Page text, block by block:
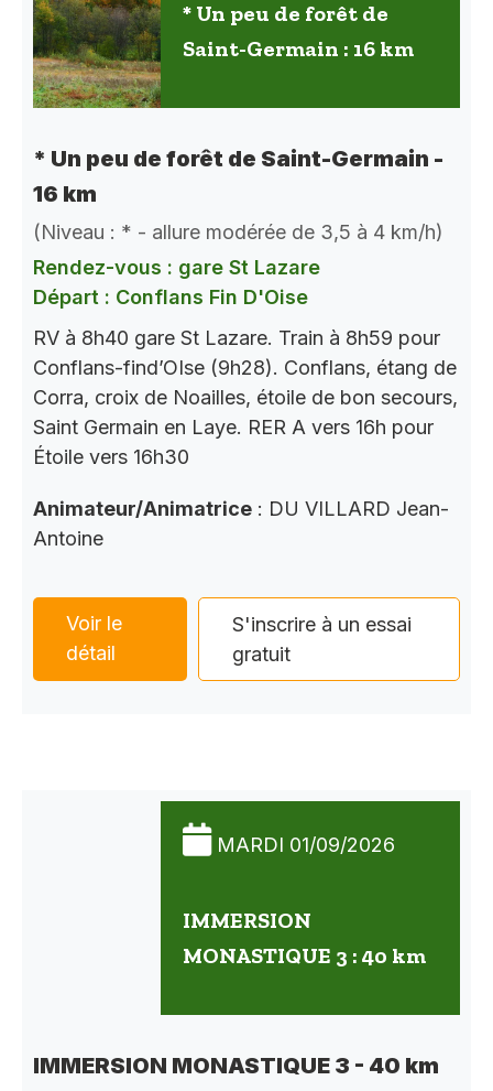
* Un peu de forêt de
Saint-Germain : 16 km
* Un peu de forêt de Saint-Germain -
16 km
(Niveau : * - allure modérée de 3,5 à 4 km/h)
Rendez-vous : gare St Lazare
Départ : Conflans Fin D'Oise
RV à 8h40 gare St Lazare. Train à 8h59 pour
Conflans-find’OIse (9h28). Conflans, étang de
Corra, croix de Noailles, étoile de bon secours,
Saint Germain en Laye. RER A vers 16h pour
Étoile vers 16h30
Animateur/Animatrice : DU VILLARD Jean-
Antoine
Voir le
détail
S'inscrire à un essai
gratuit
MARDI 01/09/2026
IMMERSION
MONASTIQUE 3 : 40 km
IMMERSION MONASTIQUE 3 - 40 km